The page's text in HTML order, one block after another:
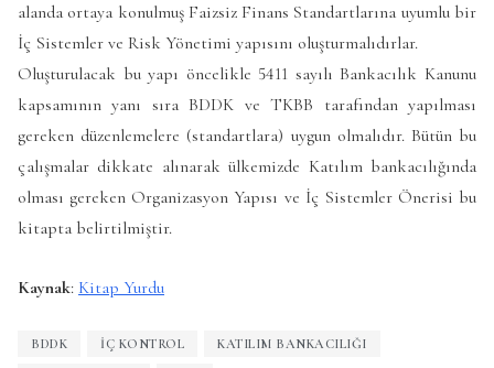
alanda ortaya konulmuş Faizsiz Finans Standartlarına uyumlu bir
İç Sistemler ve Risk Yönetimi yapısını oluşturmalıdırlar.
Oluşturulacak bu yapı öncelikle 5411 sayılı Bankacılık Kanunu
kapsamının yanı sıra BDDK ve TKBB tarafından yapılması
gereken düzenlemelere (standartlara) uygun olmalıdır. Bütün bu
çalışmalar dikkate alınarak ülkemizde Katılım bankacılığında
olması gereken Organizasyon Yapısı ve İç Sistemler Önerisi bu
kitapta belirtilmiştir.
Kaynak: Kitap Yurdu
BDDK IÇ KONTROL KATILIM BANKACILIĞI